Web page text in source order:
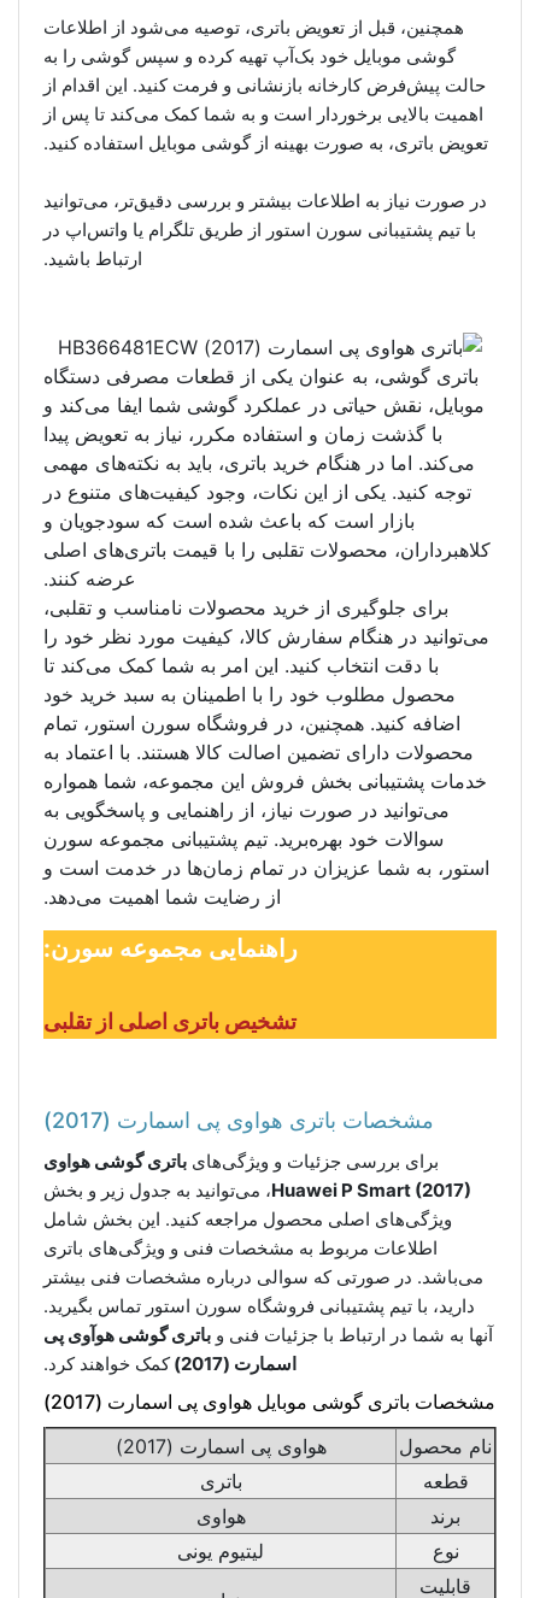
همچنین، قبل از تعویض باتری، توصیه می‌شود از اطلاعات
گوشی موبایل خود بک‌آپ تهیه کرده و سپس گوشی را به
حالت پیش‌فرض کارخانه بازنشانی و فرمت کنید. این اقدام از
اهمیت بالایی برخوردار است و به شما کمک می‌کند تا پس از
تعویض باتری، به صورت بهینه از گوشی موبایل استفاده کنید.
در صورت نیاز به اطلاعات بیشتر و بررسی دقیق‌تر، می‌توانید
با تیم پشتیبانی سورن استور از طریق تلگرام یا واتس‌اپ در
ارتباط باشید.
باتری گوشی، به عنوان یکی از قطعات مصرفی دستگاه
موبایل، نقش حیاتی در عملکرد گوشی شما ایفا می‌کند و
با گذشت زمان و استفاده مکرر، نیاز به تعویض پیدا
می‌کند. اما در هنگام خرید باتری، باید به نکته‌های مهمی
توجه کنید. یکی از این نکات، وجود کیفیت‌های متنوع در
بازار است که باعث شده است که سودجویان و
کلاهبرداران، محصولات تقلبی را با قیمت باتری‌های اصلی
عرضه کنند.
برای جلوگیری از خرید محصولات نامناسب و تقلبی،
می‌توانید در هنگام سفارش کالا، کیفیت مورد نظر خود را
با دقت انتخاب کنید. این امر به شما کمک می‌کند تا
محصول مطلوب خود را با اطمینان به سبد خرید خود
اضافه کنید. همچنین، در فروشگاه سورن استور، تمام
محصولات دارای تضمین اصالت کالا هستند. با اعتماد به
خدمات پشتیبانی بخش فروش این مجموعه، شما همواره
می‌توانید در صورت نیاز، از راهنمایی و پاسخگویی به
سوالات خود بهره‌برید. تیم پشتیبانی مجموعه سورن
استور، به شما عزیزان در تمام زمان‌ها در خدمت است و
از رضایت شما اهمیت می‌دهد.
راهنمایی مجموعه سورن:
تشخیص باتری اصلی از تقلبی
مشخصات باتری هواوی پی اسمارت (2017)
برای بررسی جزئیات و ویژگی‌های باتری گوشی هواوی
Huawei P Smart (2017)، می‌توانید به جدول زیر و بخش
ویژگی‌های اصلی محصول مراجعه کنید. این بخش شامل
اطلاعات مربوط به مشخصات فنی و ویژگی‌های باتری
می‌باشد. در صورتی که سوالی درباره مشخصات فنی بیشتر
دارید، با تیم پشتیبانی فروشگاه سورن استور تماس بگیرید.
آنها به شما در ارتباط با جزئیات فنی و باتری گوشی هوآوی پی
اسمارت (2017)
کمک خواهند کرد.
مشخصات باتری گوشی موبایل هواوی پی اسمارت (2017)
نام محصول
هواوی پی اسمارت (2017)
قطعه
باتری
برند
هواوی
نوع
لیتیوم یونی
قابلیت